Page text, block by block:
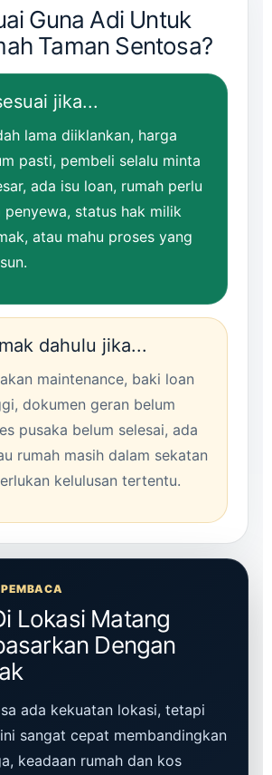
Guna Adi Untuk
Taman Sentosa?
jika...
lama diiklankan, harga
pasti, pembeli selalu minta
ada isu loan, rumah perlu
penyewa, status hak milik
atau mahu proses yang
dahulu jika...
maintenance, baki loan
dokumen geran belum
pusaka belum selesai, ada
rumah masih dalam sekatan
kelulusan tertentu.
Lokasi Matang
Dengan
ada kekuatan lokasi, tetapi
sangat cepat membandingkan
keadaan rumah dan kos